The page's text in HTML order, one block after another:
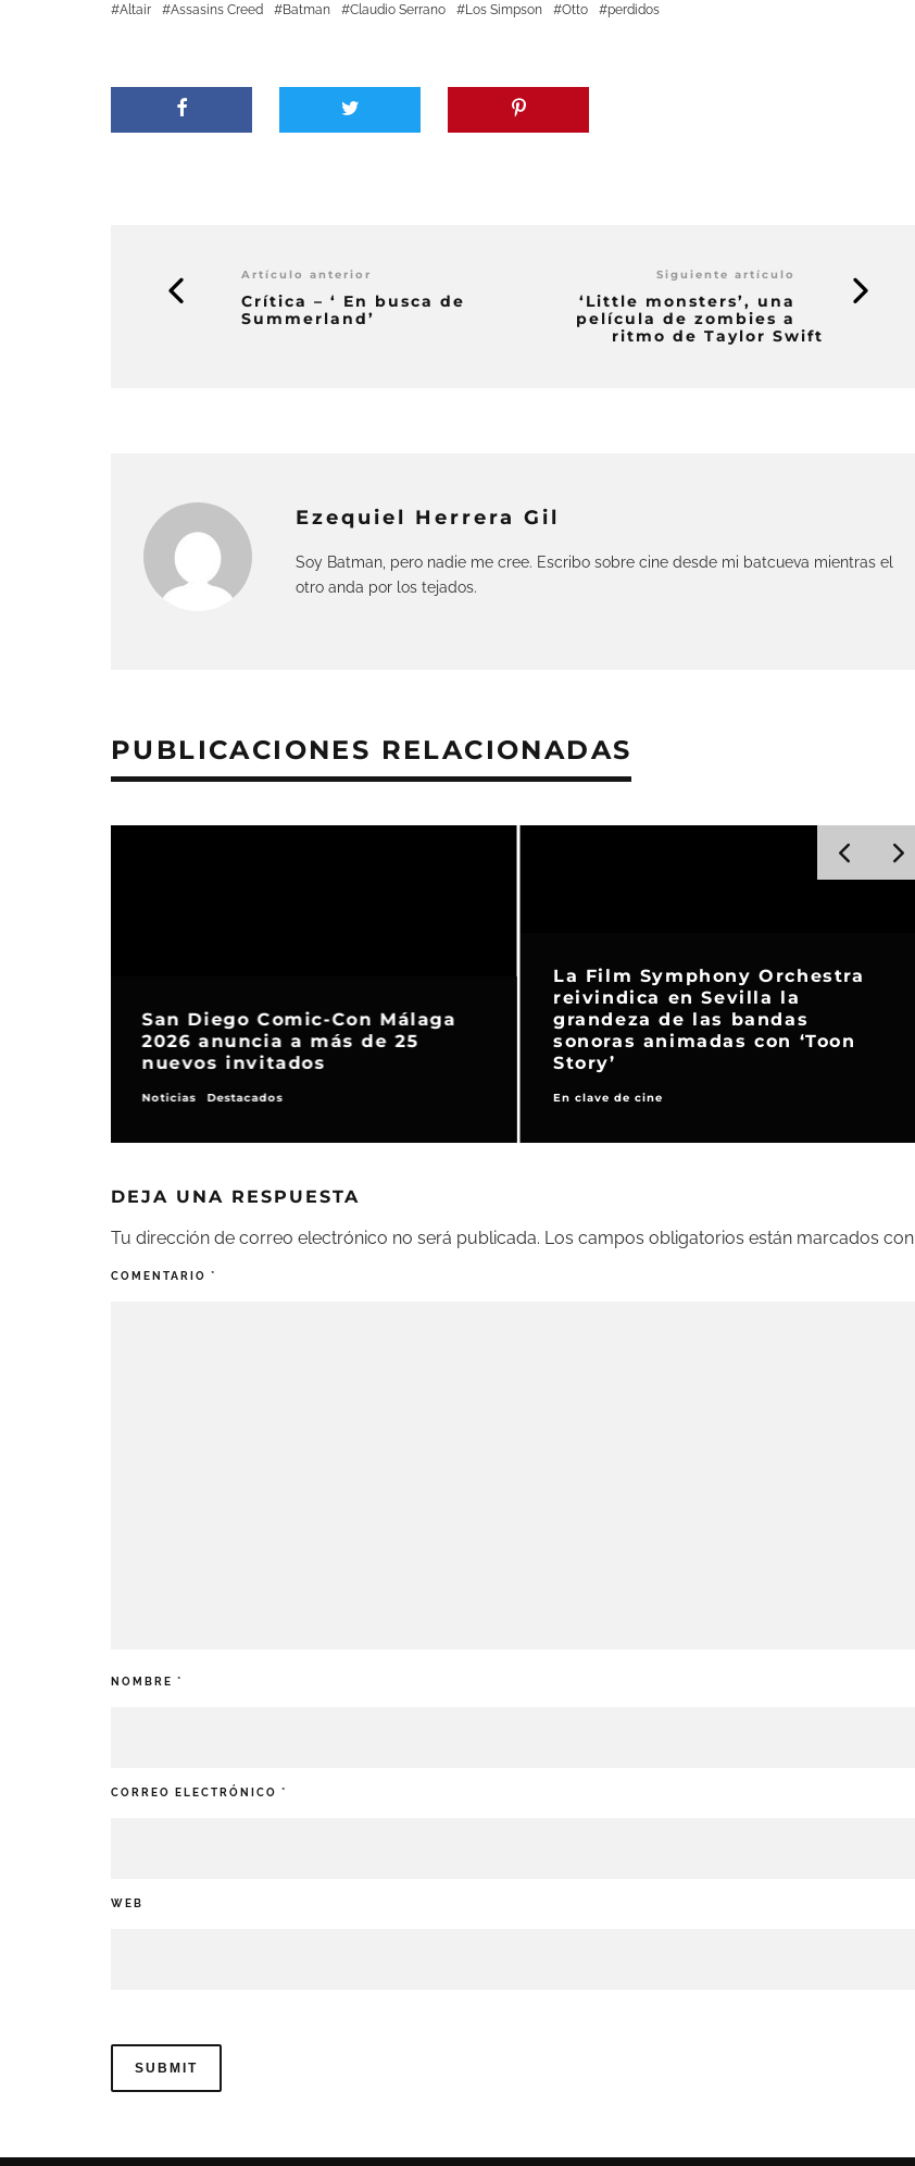
Altair Assasins Creed Batman Claudio Serrano Los Simpson Otto perdidos
Artículo anterior
Crítica – ‘ En busca de
Summerland’
Siguiente artículo
‘Little monsters’, una
película de zombies a
ritmo de Taylor Swift
Ezequiel Herrera Gil
Soy Batman, pero nadie me cree. Escribo sobre cine desde mi batcueva mientras el
otro anda por los tejados.
PUBLICACIONES RELACIONADAS
San Diego Comic-Con Málaga
2026 anuncia a más de 25
nuevos invitados
Noticias Destacados
La Film Symphony Orchestra
reivindica en Sevilla la
grandeza de las bandas
sonoras animadas con ‘Toon
Story’
En clave de cine
DEJA UNA RESPUESTA
Tu dirección de correo electrónico no será publicada. Los campos obligatorios están marcados con
COMENTARIO *
NOMBRE *
CORREO ELECTRÓNICO *
WEB